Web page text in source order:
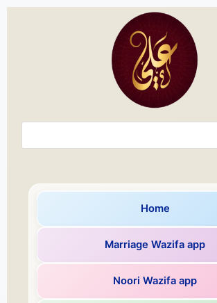
Home
Marriage Wazifa app
Noori Wazifa app